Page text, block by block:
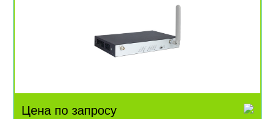
Цена по запросу